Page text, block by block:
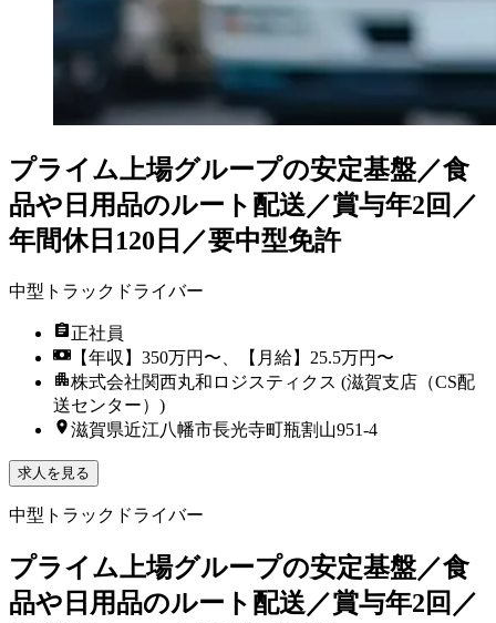
プライム上場グループの安定基盤／食
品や日用品のルート配送／賞与年2回／
年間休日120日／要中型免許
中型トラックドライバー
正社員
【年収】350万円〜、【月給】25.5万円〜
株式会社関西丸和ロジスティクス (滋賀支店（CS配
送センター）)
滋賀県近江八幡市長光寺町瓶割山951-4
求人を見る
中型トラックドライバー
プライム上場グループの安定基盤／食
品や日用品のルート配送／賞与年2回／